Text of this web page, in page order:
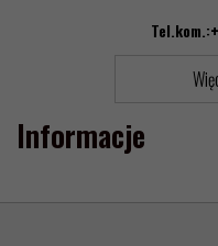
Informacje
Tel.kom.: